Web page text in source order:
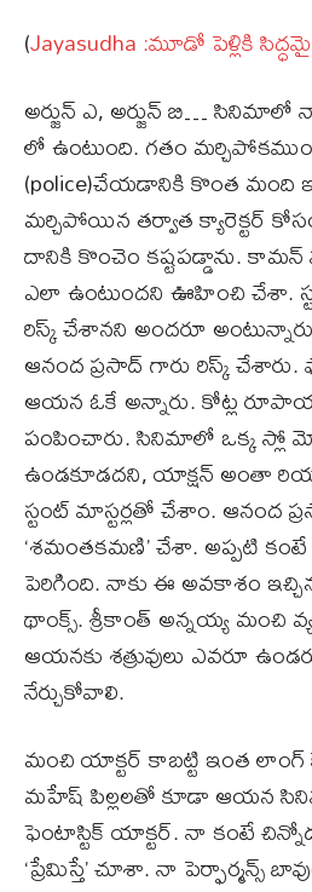
(Jayasudha :మూడో పెళ్లికి
అర్జున్ ఎ, అర్జున్ బి… సినిమాలో
లో ఉంటుంది. గతం
(police)చేయడానికి కొంత మంది
మర్చిపోయిన తర్వాత క్యారెక్టర్ కోసం
దానికి కొంచెం కష్టపడ్డాను.
ఎలా ఉంటుందని ఊహించి చేశా.
రిస్క్ చేశానని అందరూ
ఆనంద ప్రసాద్ గారు రిస్క్
ఆయన ఓకే అన్నారు. కోట్ల
పంపించారు. సినిమాలో ఒక్క
ఉండకూడదని, యాక్షన్ అంతా
స్టంట్ మాస్టర్లతో చేశాం. ఆనంద
‘శమంతకమణి’ చేశా. అప్పటి కంటే
పెరిగింది. నాకు ఈ అవకాశం
థాంక్స్. శ్రీకాంత్ అన్నయ్య మంచి
ఆయనకు శత్రువులు ఎవరూ
నేర్చుకోవాలి.
మంచి యాక్టర్ కాబట్టి ఇంత లాంగ్
మహేష్ పిల్లలతో కూడా ఆయన
ఫెంటాస్టిక్ యాక్టర్. నా కంటే
‘ప్రేమిస్తే’ చూశా. నా పెర్ఫార్మన్స్